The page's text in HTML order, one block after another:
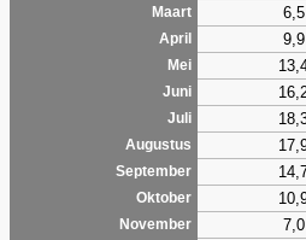
Maart 6,5
April 9,9
Mei
Juni
Juli
Augustus
September
Oktober
November
7,0